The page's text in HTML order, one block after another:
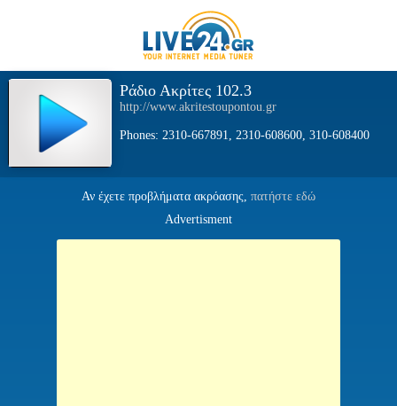
Ράδιο Ακρίτες 102.3
http://www.akritestoupontou.gr
Phones: 2310-667891, 2310-608600, 310-608400
Αν έχετε προβλήματα ακρόασης, πατήστε εδώ
Advertisment